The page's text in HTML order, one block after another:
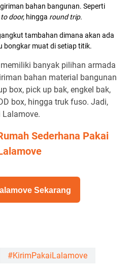
bahan bangunan. Seperti
door, hingga round trip.
tambahan dimana akan ada
bongkar muat di setiap titik.
banyak pilihan armada
bahan material bangunan
box, pick up bak, engkel bak,
box, hingga truk fuso. Jadi,
Sederhana Pakai
Sekarang
#KirimPakaiLalamove